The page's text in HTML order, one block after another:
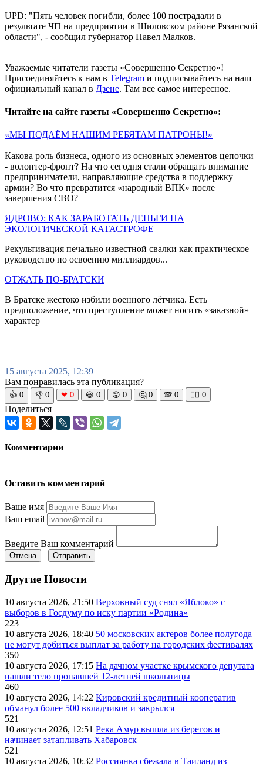
UPD: "Пять человек погибли, более 100 пострадали в
результате ЧП на предприятии в Шиловском районе Рязанской
области", - сообщил губернатор Павел Малков.
Уважаемые читатели газеты «Совершенно Секретно»!
Присоединяйтесь к нам в Telegram и подписывайтесь на наш
официальный канал в Дзене. Там все самое интересное.
Читайте на сайте газеты «Совершенно Секретно»:
«МЫ ПОДАЁМ НАШИМ РЕБЯТАМ ПАТРОНЫ!»
Какова роль бизнеса, одного из основных элементов цепочки
- волонтер-фронт? На что сегодня стали обращать внимание
предприниматели, направляющие средства в поддержку
армии? Во что превратится «народный ВПК» после
завершения СВО?
ЯДРОВО: КАК ЗАРАБОТАТЬ ДЕНЬГИ НА
ЭКОЛОГИЧЕСКОЙ КАТАСТРОФЕ
Рекультивация печально известной свалки как практическое
руководство по освоению миллиардов...
ОТЖАТЬ ПО-БРАТСКИ
В Братске жестоко избили военного лётчика. Есть
предположение, что преступление может носить «заказной»
характер
15 августа 2025, 12:39
Вам понравилась эта публикация?
👍 0 👎 0 ❤ 0 😆 0 😡 0 🤔 0 🙈 0 🧘‍♀️ 0
Поделиться
Комментарии
Оставить комментарий
Ваше имя
Ваш email
Введите Ваш комментарий
Отмена Отправить
Другие Новости
10 августа 2026, 21:50 Верховный суд снял «Яблоко» с
выборов в Госдуму по иску партии «Родина»
223
10 августа 2026, 18:40 50 московских актеров более полугода
не могут добиться выплат за работу на городских фестивалях
350
10 августа 2026, 17:15 На дачном участке крымского депутата
нашли тело пропавшей 12-летней школьницы
460
10 августа 2026, 14:22 Кировский кредитный кооператив
обманул более 500 вкладчиков и закрылся
521
10 августа 2026, 12:51 Река Амур вышла из берегов и
начинает затапливать Хабаровск
521
10 августа 2026, 10:32 Россиянка сбежала в Таиланд из